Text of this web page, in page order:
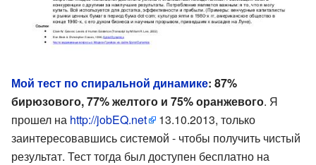
Мой тест по спиральной динамике: 87%
бирюзового, 77% желтого и 75% оранжевого. Я
прошел на http://jobEQ.net
13.10.2013, только
заинтересовавшись системой - чтобы получить чистый
результат. Тест тогда был доступен бесплатно на